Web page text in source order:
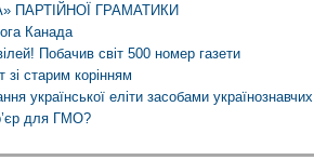
ПАРТІЙНОЇ ГРАМАТИКИ
Канада
Побачив світ 500 номер газети
зі старим корінням
української еліти засобами
для ГМО?